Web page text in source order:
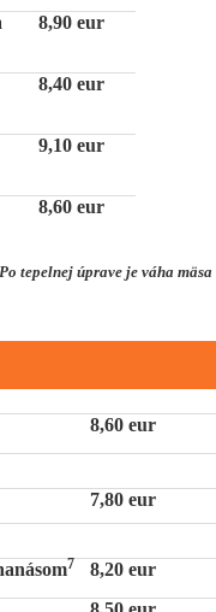
8,90 eur
8,40 eur
9,10 eur
8,60 eur
tepelnej úprave je váha mäsa
8,60 eur
7,80 eur
7
8,20 eur